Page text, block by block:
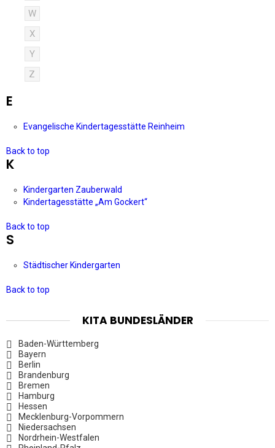
W
X
Y
Z
E
Evangelische Kindertagesstätte Reinheim
Back to top
K
Kindergarten Zauberwald
Kindertagesstätte „Am Gockert“
Back to top
S
Städtischer Kindergarten
Back to top
KITA BUNDESLÄNDER
Baden-Württemberg
Bayern
Berlin
Brandenburg
Bremen
Hamburg
Hessen
Mecklenburg-Vorpommern
Niedersachsen
Nordrhein-Westfalen